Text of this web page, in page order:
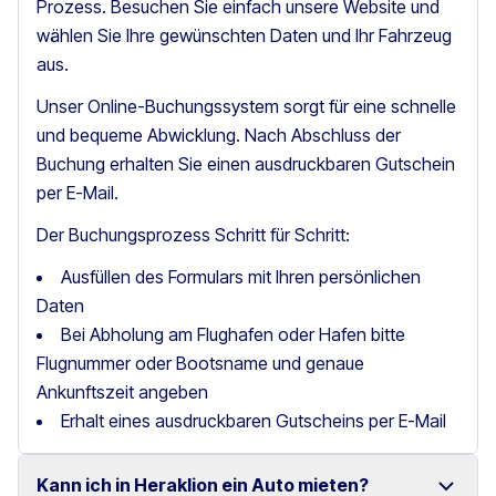
Prozess. Besuchen Sie einfach unsere Website und
wählen Sie Ihre gewünschten Daten und Ihr Fahrzeug
aus.
Unser Online-Buchungssystem sorgt für eine schnelle
und bequeme Abwicklung. Nach Abschluss der
Buchung erhalten Sie einen ausdruckbaren Gutschein
per E-Mail.
Der Buchungsprozess Schritt für Schritt:
Ausfüllen des Formulars mit Ihren persönlichen
Daten
Bei Abholung am Flughafen oder Hafen bitte
Flugnummer oder Bootsname und genaue
Ankunftszeit angeben
Erhalt eines ausdruckbaren Gutscheins per E-Mail
Kann ich in Heraklion ein Auto mieten?